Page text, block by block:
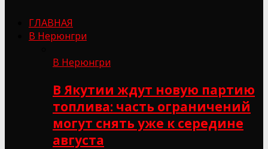
ГЛАВНАЯ
В Нерюнгри
В Нерюнгри
В Якутии ждут новую партию
топлива: часть ограничений
могут снять уже к середине
августа